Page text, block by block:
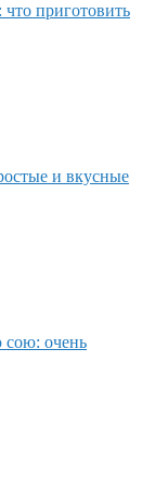
приготовить
и вкусные
сою: очень